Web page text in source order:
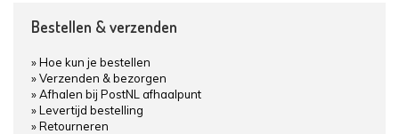
Bestellen & verzenden
Hoe kun je bestellen
Verzenden & bezorgen
Afhalen bij PostNL afhaalpunt
Levertijd bestelling
Retourneren